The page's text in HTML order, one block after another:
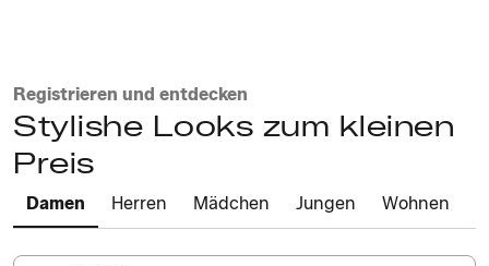
Registrieren und entdecken
Stylishe Looks zum kleinen
Preis
Damen Herren Mädchen Jungen Wohnen